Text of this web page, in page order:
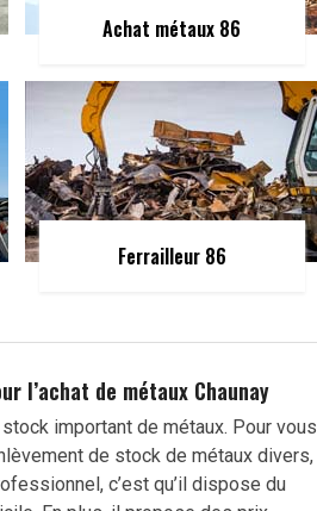
Achat métaux 86
Ferrailleur 86
l’achat de métaux Chaunay
important de métaux. Pour vous
de stock de métaux divers,
c’est qu’il dispose du